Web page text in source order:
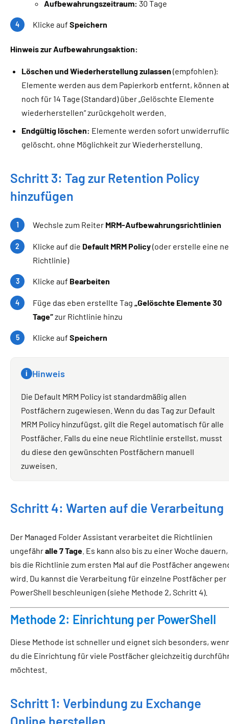
Aufbewahrungszeitraum: 30 Tage
Klicke auf Speichern
Hinweis zur Aufbewahrungsaktion:
Löschen und Wiederherstellung zulassen (empfohlen):
Elemente werden aus dem Papierkorb entfernt, können
noch für 14 Tage (Standard) über „Gelöschte Elemente
wiederherstellen“ zurückgeholt werden.
Endgültig löschen: Elemente werden sofort
gelöscht, ohne Möglichkeit zur Wiederherstellung.
Schritt 3: Tag zur Retention Policy
hinzufügen
Wechsle zum Reiter MRM-Aufbewahrungsrichtlinien
Klicke auf die Default MRM Policy(oder erstelle eine
Richtlinie)
Klicke auf Bearbeiten
Füge das eben erstellte Tag „Gelöschte Elemente 30
Tage“zur Richtlinie hinzu
Klicke auf Speichern
i Hinweis
Die Default MRM Policy ist standardmäßig allen
Postfächern zugewiesen. Wenn du das Tag zur Default
MRM Policy hinzufügst, gilt die Regel automatisch für alle
Postfächer. Falls du eine neue Richtlinie erstellst, musst
du diese den gewünschten Postfächern manuell
zuweisen.
Schritt 4: Warten auf die Verarbeitung
Der Managed Folder Assistant verarbeitet die Richtlinien
ungefähralle 7 Tage . Es kann also bis zu einer Woche dauern,
bis die Richtlinie zum ersten Mal auf die Postfächer
wird. Du kannst die Verarbeitung für einzelne Postfächer per
PowerShell beschleunigen (siehe Methode 2, Schritt 4).
Methode 2: Einrichtung per PowerShell
Diese Methode ist schneller und eignet sich besonders,
du die Einrichtung für viele Postfächer gleichzeitig
möchtest.
Schritt 1: Verbindung zu Exchange
Online herstellen